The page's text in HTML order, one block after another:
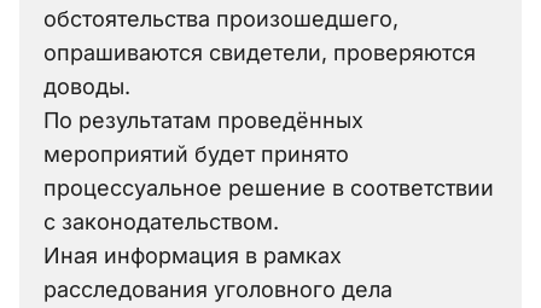
обстоятельства произошедшего,
опрашиваются свидетели, проверяются
доводы.
По результатам проведённых
мероприятий будет принято
процессуальное решение в соответствии
с законодательством.
Иная информация в рамках
расследования уголовного дела